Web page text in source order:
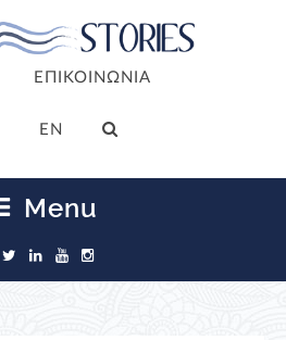
ΕΠΙΚΟΙΝΩΝΙΑ
EN
Menu